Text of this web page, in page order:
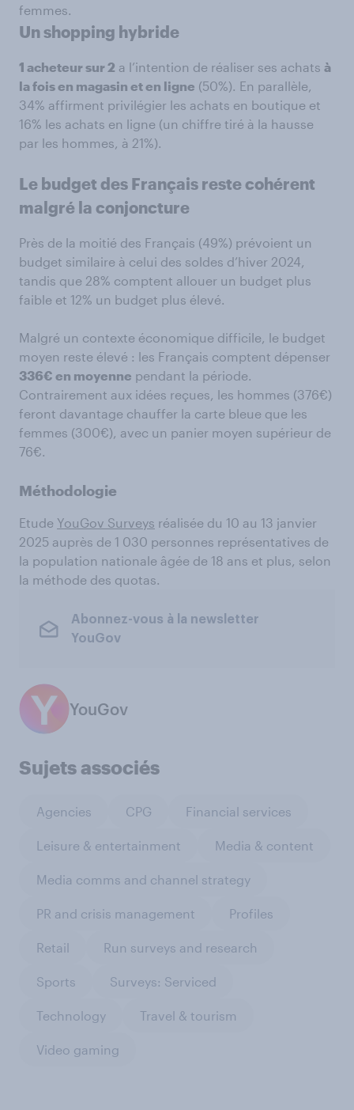
femmes.
Un shopping hybride
1 acheteur sur 2 a l’intention de réaliser ses achats à
la fois en magasin et en ligne (50%). En parallèle,
34% affirment privilégier les achats en boutique et
16% les achats en ligne (un chiffre tiré à la hausse
par les hommes, à 21%).
Le budget des Français reste cohérent
malgré la conjoncture
Près de la moitié des Français (49%) prévoient un
budget similaire à celui des soldes d’hiver 2024,
tandis que 28% comptent allouer un budget plus
faible et 12% un budget plus élevé.
Malgré un contexte économique difficile, le budget
moyen reste élevé : les Français comptent dépenser
336€ en moyenne pendant la période.
Contrairement aux idées reçues, les hommes (376€)
feront davantage chauffer la carte bleue que les
femmes (300€), avec un panier moyen supérieur de
76€.
Méthodologie
Etude YouGov Surveys réalisée du 10 au 13 janvier
2025 auprès de 1 030 personnes représentatives de
la population nationale âgée de 18 ans et plus, selon
la méthode des quotas.
Abonnez-vous à la newsletter
YouGov
YouGov
Sujets associés
Agencies CPG Financial services
Leisure & entertainment Media & content
Media comms and channel strategy
PR and crisis management Profiles
Retail Run surveys and research
Sports Surveys: Serviced
Technology Travel & tourism
Video gaming